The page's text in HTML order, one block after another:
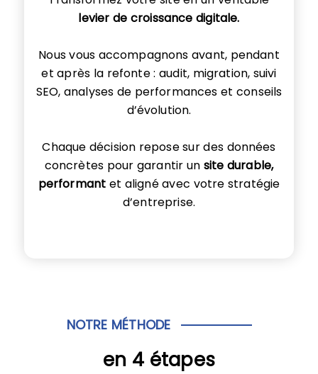
levier de croissance digitale.
Nous vous accompagnons avant, pendant
et après la refonte : audit, migration, suivi
SEO, analyses de performances et conseils
d’évolution.
Chaque décision repose sur des données
concrètes pour garantir un site durable,
performant et aligné avec votre stratégie
d’entreprise.
NOTRE MÉTHODE
en 4 étapes